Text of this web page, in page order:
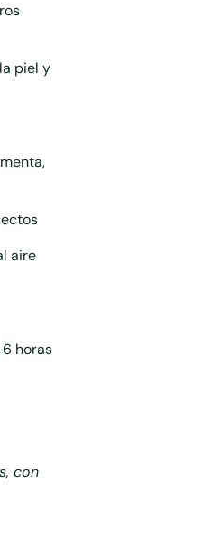
piel y
aire
horas
con